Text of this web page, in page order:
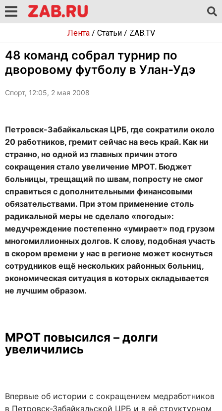
Лента/ Статьи/ ZAB.TV
48 команд собрал турнир по
дворовому футболу в Улан-Удэ
Спорт, 12:05, 2 мая 2008
Петровск-Забайкальская ЦРБ, где сократили около
20 работников, гремит сейчас на весь край. Как ни
странно, но одной из главных причин этого
сокращения стало увеличение МРОТ. Бюджет
больницы, трещащий по швам, попросту не смог
справиться с дополнительными финансовыми
обязательствами. При этом применение столь
радикальной меры не сделало «погоды»:
медучреждение постепенно «умирает» под грузом
многомиллионных долгов. К слову, подобная участь
в скором времени у нас в регионе может коснуться
сотрудников ещё нескольких районных больниц,
экономическая ситуация в которых складывается
не лучшим образом.
МРОТ повысился – долги
увеличились
Впервые об истории с сокращением медработников
в Петровск-Забайкальской ЦРБ и в её структурном